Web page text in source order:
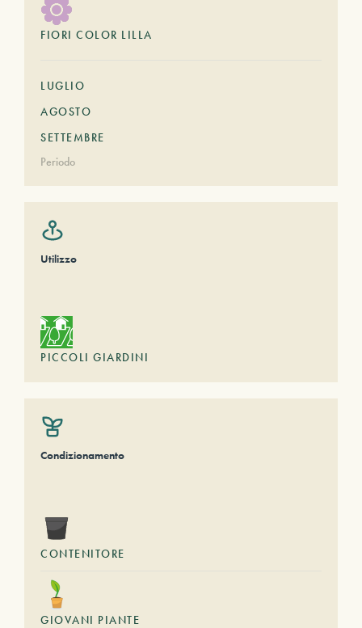
FIORI COLOR LILLA
LUGLIO
AGOSTO
SETTEMBRE
Periodo
Utilizzo
PICCOLI GIARDINI
Condizionamento
CONTENITORE
GIOVANI PIANTE